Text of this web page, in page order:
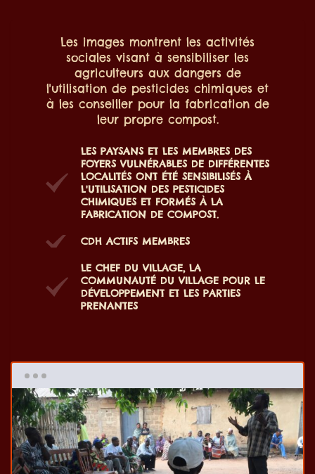
Les images montrent les activités
sociales visant à sensibiliser les
agriculteurs aux dangers de
l'utilisation de pesticides chimiques et
à les conseiller pour la fabrication de
leur propre compost.
LES PAYSANS ET LES MEMBRES DES
FOYERS VULNÉRABLES DE DIFFÉRENTES
LOCALITÉS ONT ÉTÉ SENSIBILISÉS À
L'UTILISATION DES PESTICIDES
CHIMIQUES ET FORMÉS À LA
FABRICATION DE COMPOST.
CDH ACTIFS MEMBRES
LE CHEF DU VILLAGE, LA
COMMUNAUTÉ DU VILLAGE POUR LE
DÉVELOPPEMENT ET LES PARTIES
PRENANTES